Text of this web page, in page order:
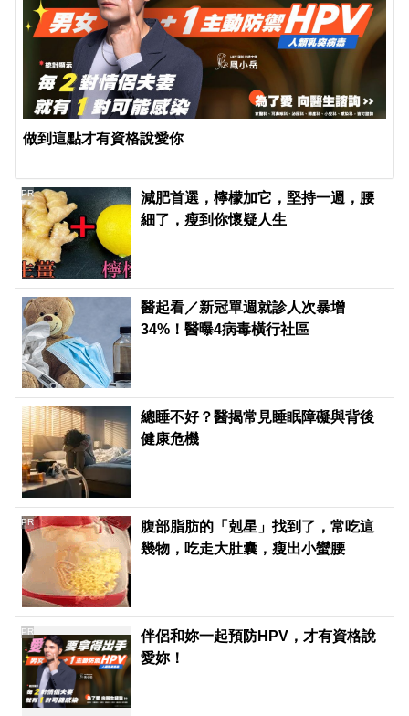
做到這點才有資格說愛你
減肥首選，檸檬加它，堅持一週，腰
細了，瘦到你懷疑人生
PR
醫起看／新冠單週就診人次暴增
34%！醫曝4病毒橫行社區
總睡不好？醫揭常見睡眠障礙與背後
健康危機
腹部脂肪的「剋星」找到了，常吃這
幾物，吃走大肚囊，瘦出小蠻腰
PR
伴侶和妳一起預防HPV，才有資格說
愛妳！
PR